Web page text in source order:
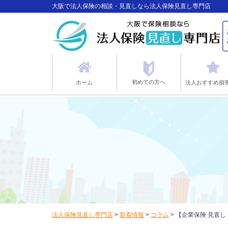
大阪で法人保険の相談・見直しなら法人保険見直し専門店
ホーム 初めての方へ 法人おすすめ損
法人保険見直し専門店 > 新着情報 > コラム > 【企業保険 見直